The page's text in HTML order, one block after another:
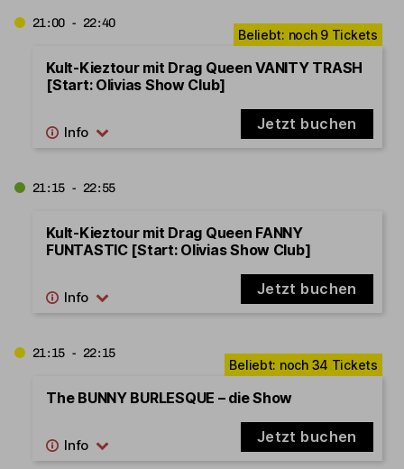
21:00 - 22:40
Kult-Kieztour mit Drag Queen VANITY TRASH
[Start: Olivias Show Club]
Jetzt buchen
21:15 - 22:55
Kult-Kieztour mit Drag Queen FANNY
FUNTASTIC [Start: Olivias Show Club]
Jetzt buchen
21:15 - 22:15
The BUNNY BURLESQUE – die Show
Jetzt buchen